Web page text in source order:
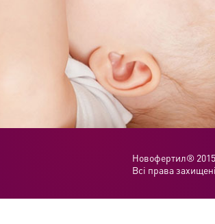
Новофертил®
Всі права захищені